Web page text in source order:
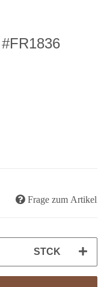
Frage zum Artikel
STCK